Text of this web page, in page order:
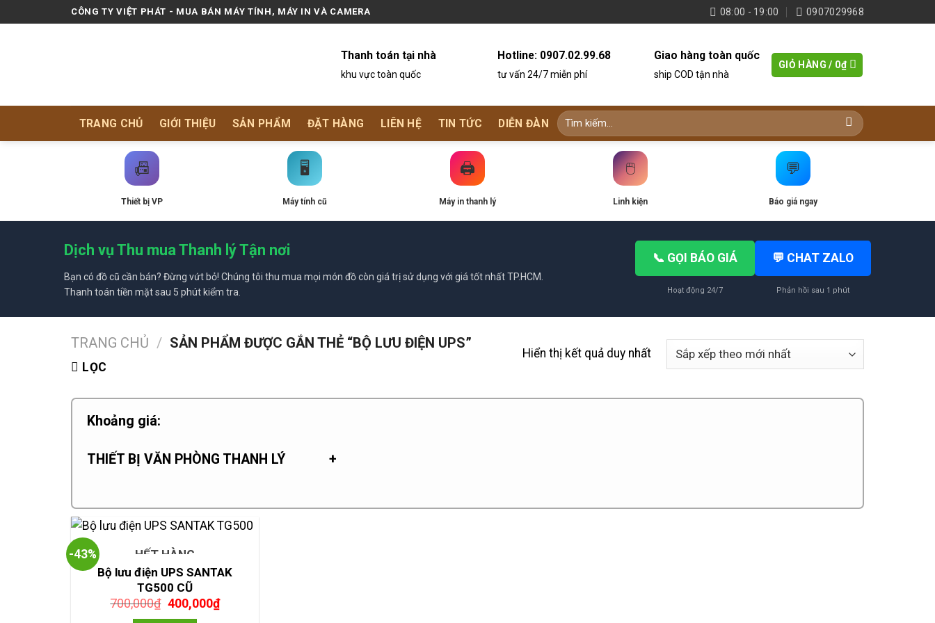
to
CÔNG TY VIỆT PHÁT - MUA BÁN MÁY TÍNH, MÁY IN VÀ CAMERA 08:00 - 19:00 0907029968
Thanh toán tại nhà
khu vực toàn quốc
Hotline: 0907.02.99.68
tư vấn 24/7 miễn phí
Giao hàng toàn quốc
ship COD tận nhà
GIỎ HÀNG / 0₫
TRANG CHỦ GIỚI THIỆU SẢN PHẨM ĐẶT HÀNG LIÊN HỆ TIN TỨC DIỄN ĐÀN
📠
Thiết bị VP
🖥️
Máy tính cũ
🖨️
Máy in thanh lý
🖱️
Linh kiện
💬
Báo giá ngay
Dịch vụ Thu mua Thanh lý Tận nơi
Bạn có đồ cũ cần bán? Đừng vứt bỏ! Chúng tôi thu mua mọi món đồ còn giá trị sử dụng với giá tốt nhất TP.HCM.
Thanh toán tiền mặt sau 5 phút kiểm tra.
📞 GỌI BÁO GIÁ
Hoạt động 24/7
💬 CHAT ZALO
Phản hồi sau 1 phút
TRANG CHỦ / SẢN PHẨM ĐƯỢC GẮN THẺ “BỘ LƯU ĐIỆN UPS”
LỌC
Hiển thị kết quả duy nhất
Khoảng giá:
THIẾT BỊ VĂN PHÒNG THANH LÝ +
-43%
HẾT HÀNG
Bộ lưu điện UPS SANTAK
TG500 CŨ
700,000₫ Giá
400,000₫Giá
hiện